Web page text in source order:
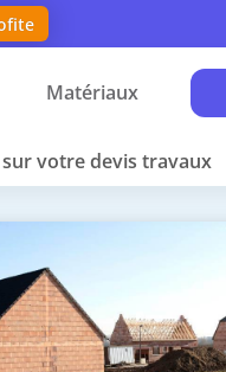
Matériaux
sur votre devis travaux